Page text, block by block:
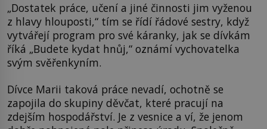
„Dostatek práce, učení a jiné činnosti jim vyženou
z hlavy hlouposti,“ tím se řídí řádové sestry, když
vytvářejí program pro své káranky, jak se dívkám
říká „Budete kydat hnůj,“ oznámí vychovatelka
svým svěřenkyním.
Dívce Marii taková práce nevadí, ochotně se
zapojila do skupiny děvčat, které pracují na
zdejším hospodářství. Je z vesnice a ví, že jenom